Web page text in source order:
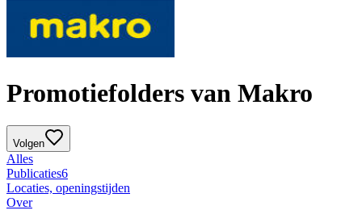
Promotiefolders van Makro
Volgen
Alles
Publicaties6
Locaties, openingstijden
Over